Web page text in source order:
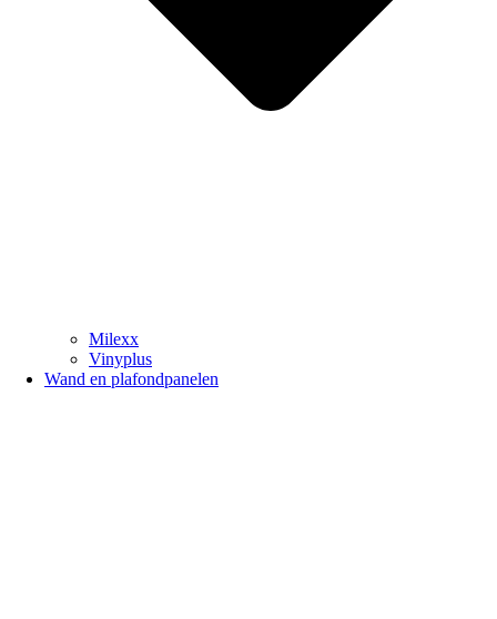
Milexx
Vinyplus
Wand en plafondpanelen